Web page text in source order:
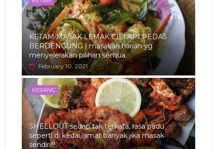
KETAM MASAK LEMAK CILI API PEDAS
BERDENGUNG | masakan harian yg
menyelerakan pilihan semua
February 10, 2021
KERANG
SHELLOUT sedap tak terkata, rasa padu
seperti di kedai...jimat banyak jika masak
sendiri!!!